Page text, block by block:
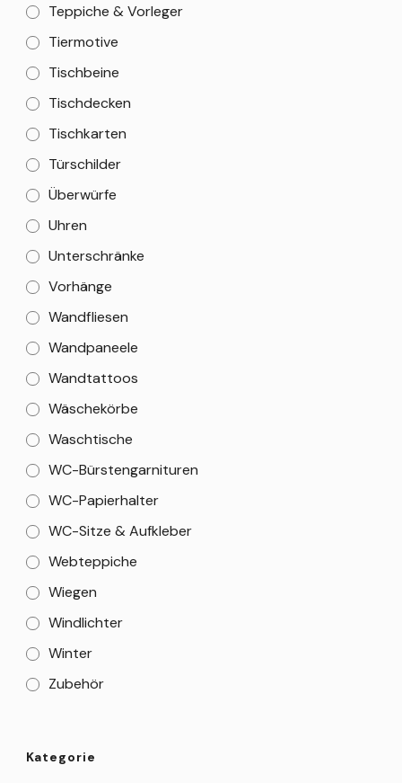
Teppiche & Vorleger
Tiermotive
Tischbeine
Tischdecken
Tischkarten
Türschilder
Überwürfe
Uhren
Unterschränke
Vorhänge
Wandfliesen
Wandpaneele
Wandtattoos
Wäschekörbe
Waschtische
WC-Bürstengarnituren
WC-Papierhalter
WC-Sitze & Aufkleber
Webteppiche
Wiegen
Windlichter
Winter
Zubehör
Kategorie